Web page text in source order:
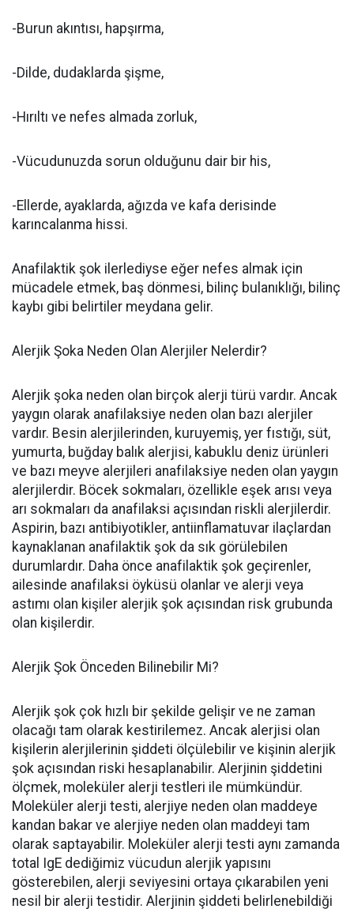
-Burun akıntısı, hapşırma,
-Dilde, dudaklarda şişme,
-Hırıltı ve nefes almada zorluk,
-Vücudunuzda sorun olduğunu dair bir his,
-Ellerde, ayaklarda, ağızda ve kafa derisinde
karıncalanma hissi.
Anafilaktik şok ilerlediyse eğer nefes almak için
mücadele etmek, baş dönmesi, bilinç bulanıklığı, bilinç
kaybı gibi belirtiler meydana gelir.
Alerjik Şoka Neden Olan Alerjiler Nelerdir?
Alerjik şoka neden olan birçok alerji türü vardır. Ancak
yaygın olarak anafilaksiye neden olan bazı alerjiler
vardır. Besin alerjilerinden, kuruyemiş, yer fıstığı, süt,
yumurta, buğday balık alerjisi, kabuklu deniz ürünleri
ve bazı meyve alerjileri anafilaksiye neden olan yaygın
alerjilerdir. Böcek sokmaları, özellikle eşek arısı veya
arı sokmaları da anafilaksi açısından riskli alerjilerdir.
Aspirin, bazı antibiyotikler, antiinflamatuvar ilaçlardan
kaynaklanan anafilaktik şok da sık görülebilen
durumlardır. Daha önce anafilaktik şok geçirenler,
ailesinde anafilaksi öyküsü olanlar ve alerji veya
astımı olan kişiler alerjik şok açısından risk grubunda
olan kişilerdir.
Alerjik Şok Önceden Bilinebilir Mi?
Alerjik şok çok hızlı bir şekilde gelişir ve ne zaman
olacağı tam olarak kestirilemez. Ancak alerjisi olan
kişilerin alerjilerinin şiddeti ölçülebilir ve kişinin alerjik
şok açısından riski hesaplanabilir. Alerjinin şiddetini
ölçmek, moleküler alerji testleri ile mümkündür.
Moleküler alerji testi, alerjiye neden olan maddeye
kandan bakar ve alerjiye neden olan maddeyi tam
olarak saptayabilir. Moleküler alerji testi aynı zamanda
total IgE dediğimiz vücudun alerjik yapısını
gösterebilen, alerji seviyesini ortaya çıkarabilen yeni
nesil bir alerji testidir. Alerjinin şiddeti belirlenebildiği